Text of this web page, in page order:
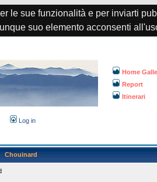
le sue funzionalità e per inviarti
suo elemento acconsenti
Home
Report
Itinerari
Log in
Chouinard